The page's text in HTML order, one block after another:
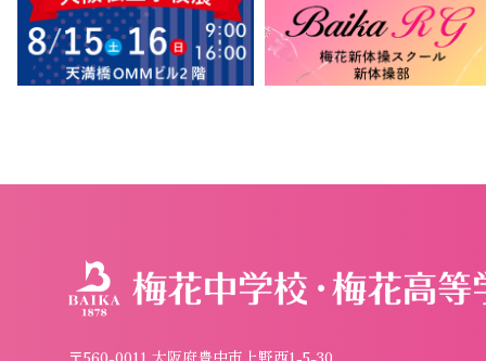
〒560-0011 大阪府豊中市上野西1-5-30